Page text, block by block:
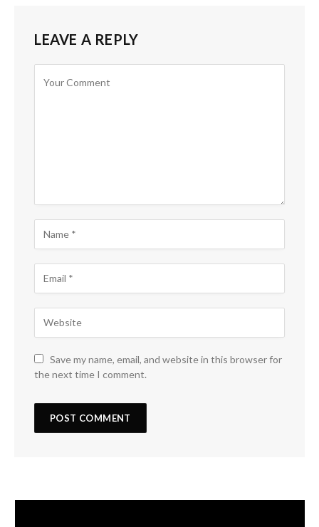
LEAVE A REPLY
Save my name, email, and website in this browser for
the next time I comment.